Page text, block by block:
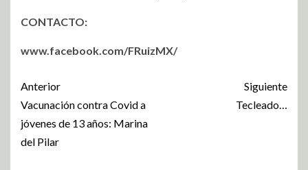
CONTACTO:
www.facebook.com/FRuizMX/
Anterior
Vacunación contra Covid a
jóvenes de 13 años: Marina
del Pilar
Siguiente
Tecleado…